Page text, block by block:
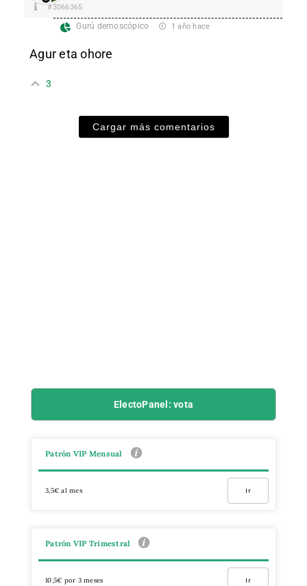
#3066365
Gurú demoscópico 1 año hace
Agur eta ohore
3
Cargar más comentarios
ElectoPanel: vota
Patrón VIP Mensual
3,5€ al mes Ir
Patrón VIP Trimestral
10,5€ por 3 meses Ir